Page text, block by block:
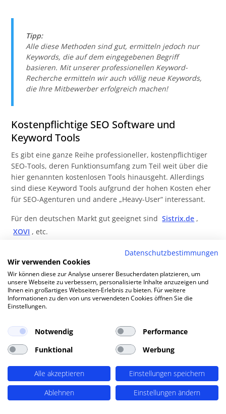
Tipp:
Alle diese Methoden sind gut, ermitteln jedoch nur
Keywords, die auf dem eingegebenen Begriff
basieren. Mit unserer professionellen Keyword-
Recherche ermitteln wir auch völlig neue Keywords,
die Ihre Mitbewerber erfolgreich machen!
Kostenpflichtige SEO Software und
Keyword Tools
Es gibt eine ganze Reihe professioneller, kostenpflichtiger
SEO-Tools, deren Funktionsumfang zum Teil weit über die
hier genannten kostenlosen Tools hinausgeht. Allerdings
sind diese Keyword Tools aufgrund der hohen Kosten eher
für SEO-Agenturen und andere „Heavy-User“ interessant.
Für den deutschen Markt gut geeignet sind Sistrix.de ,
XOVI , etc.
Darüber hinaus gibt es viele Lösungen für Englisch und
weitere Sprachen wie SEMRush.com
Weitere Schritte der Keyword-Recherche
Wenn Sie erfolgversprechende Keywords gefunden haben,
geht es weiter mit der Verfeinerung der Suche:
um ein Fokus-Keyword.
überprüfen Sie mit dem Google Keyword Planner das
Suchvolumen Ihrer Fokus-Keywords
suchen Sie mit Google die wichtigsten Domains für Ihre
Fokus-Keywords
erstellen Sie für jedes Fokus-Keyword eine Liste Ihrer
Mitbewerber
Datenschutzbestimmungen
Wir verwenden Cookies
Wir können diese zur Analyse unserer Besucherdaten platzieren, um
unsere Webseite zu verbessern, personalisierte Inhalte anzuzeigen und
Ihnen ein großartiges Webseiten-Erlebnis zu bieten. Für weitere
Informationen zu den von uns verwendeten Cookies öffnen Sie die
Einstellungen.
Notwendig
Performance
Funktional
Werbung
Alle akzeptieren
Einstellungen speichern
Ablehnen
Einstellungen ändern